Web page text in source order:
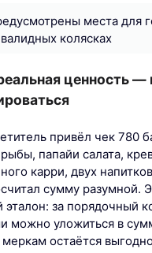
места для
колясках
ценность —
привёл чек 780
папайи салата,
карри, двух
сумму разумной.
эталон: за порядочный
можно уложиться в
остаётся